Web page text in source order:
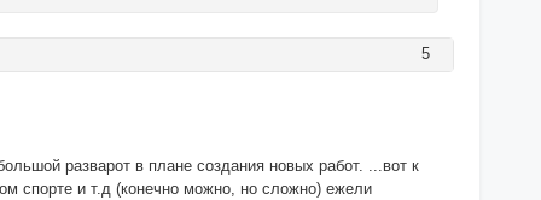
5
разварот в плане создания новых работ. ...вот к
спорте и т.д (конечно можно, но сложно) ежели